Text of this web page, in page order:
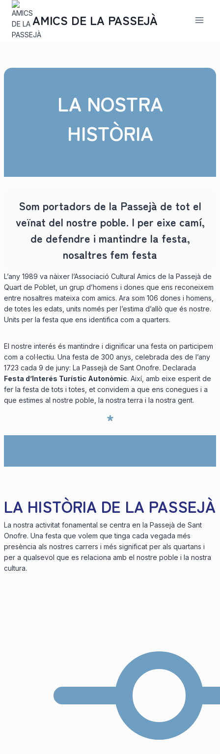
Saltar
contenido AMICS DE LA PASSEJÀ
LA NOSTRA
HISTÒRIA
Som portadors de la Passejà de tot el
veïnat del nostre poble. I per eixe camí,
de defendre i mantindre la festa,
nosaltres fem festa
L’any 1989 va nàixer l’Associació Cultural Amics de la Passejà de
Quart de Poblet, un grup d’homens i dones que ens reconeixem
entre nosaltres mateixa com amics. Ara som 106 dones i homens,
de totes les edats, units només per l’estima d’allò que és nostre.
Units per la festa que ens identifica com a quarters.
El nostre interés és mantindre i dignificar una festa on participem
com a col·lectiu. Una festa de 300 anys, celebrada des de l’any
1723 cada 9 de juny: La Passejà de Sant Onofre. Declarada
Festa d’Interés Turístic Autonòmic. Així, amb eixe esperit de
fer la festa de tots i totes, et convidem a que ens conegues i a
que estimes al nostre poble, la nostra terra i la nostra gent.
*
LA HISTÒRIA DE LA PASSEJÀ
La nostra activitat fonamental se centra en la Passejà de Sant
Onofre. Una festa que volem que tinga cada vegada més
presència als nostres carrers i més significat per als quartans i
per a qualsevol que es relaciona amb el nostre poble i la nostra
cultura.